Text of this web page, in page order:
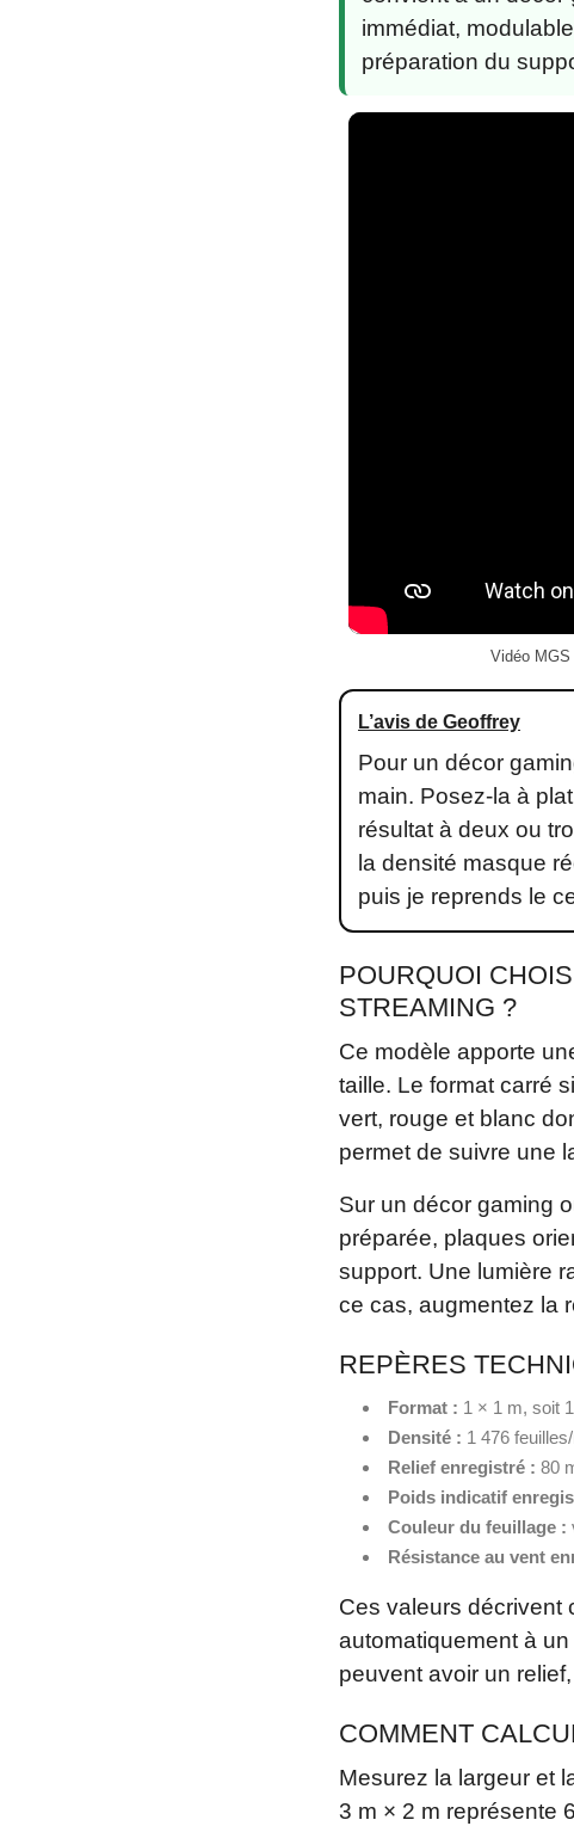
immédiat,
préparation du
Vidéo MGS
L’avis de Geoffrey
Pour un décor
main. Posez-la à
résultat à deux ou
la densité masque
puis je reprends le
POURQUOI
STREAMING ?
Ce modèle apporte
taille. Le format carré
vert, rouge et blanc
permet de suivre une
Sur un décor gaming
préparée, plaques
support. Une lumière
ce cas, augmentez la
REPÈRES
Format : 1 × 1 m, soit
Densité : 1 476 feuilles/
Relief enregistré : 80
Poids indicatif
Couleur du feuillage :
Résistance au vent
Ces valeurs décrivent
automatiquement à
peuvent avoir un
COMMENT
Mesurez la largeur et
3 m × 2 m représente